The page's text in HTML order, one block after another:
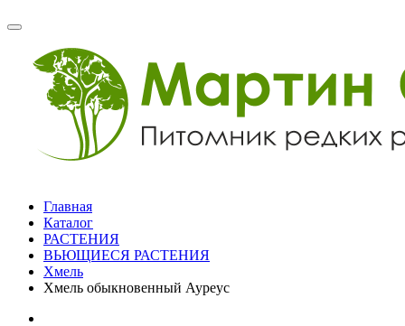
Главная
Каталог
РАСТЕНИЯ
ВЬЮЩИЕСЯ РАСТЕНИЯ
Хмель
Хмель обыкновенный Ауреус